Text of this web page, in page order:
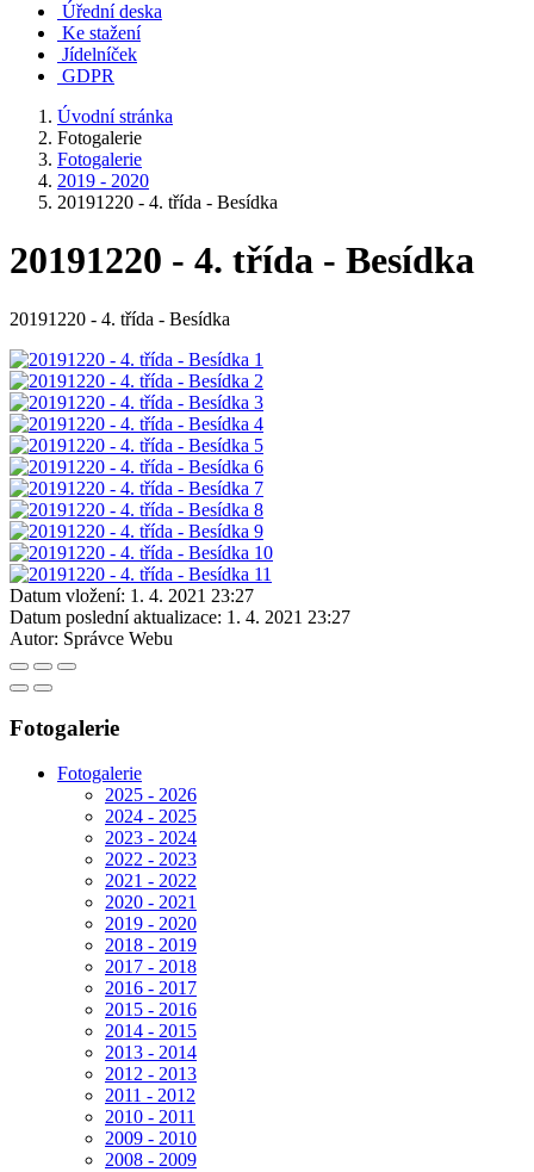
Úřední deska
Ke stažení
Jídelníček
GDPR
Úvodní stránka
Fotogalerie
Fotogalerie
2019 - 2020
20191220 - 4. třída - Besídka
20191220 - 4. třída - Besídka
20191220 - 4. třída - Besídka
Datum vložení: 1. 4. 2021 23:27
Datum poslední aktualizace: 1. 4. 2021 23:27
Autor: Správce Webu
Fotogalerie
Fotogalerie
2025 - 2026
2024 - 2025
2023 - 2024
2022 - 2023
2021 - 2022
2020 - 2021
2019 - 2020
2018 - 2019
2017 - 2018
2016 - 2017
2015 - 2016
2014 - 2015
2013 - 2014
2012 - 2013
2011 - 2012
2010 - 2011
2009 - 2010
2008 - 2009